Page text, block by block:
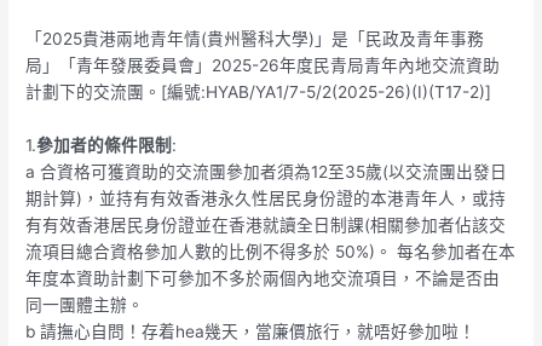
「2025貴港兩地青年情(貴州醫科大學)」是「民政及青年事務
局」「青年發展委員會」2025-26年度民青局青年內地交流資助
計劃下的交流團。[編號:HYAB/YA1/7-5/2(2025-26)(I)(T17-2)]
1.參加者的條件限制 :
a 合資格可獲資助的交流團參加者須為12至35歲(以交流團出發日
期計算)，並持有有效香港永久性居民身份證的本港青年人，或持
有有效香港居民身份證並在香港就讀全日制課(相關參加者佔該交
流項目總合資格參加人數的比例不得多於 50%)。 每名參加者在本
年度本資助計劃下可參加不多於兩個內地交流項目，不論是否由
同一團體主辦。
b 請撫心自問！存着hea幾天，當廉價旅行，就唔好參加啦！